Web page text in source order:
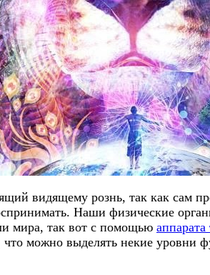
видящему рознь, так как сам
Наши физические
мира, так вот с помощью аппарата
можно выделять некие уровни